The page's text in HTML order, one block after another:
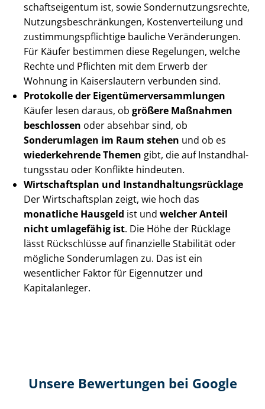
schafts­ei­gen­tum ist, sowie Son­der­nut­zungs­rech­te,
Nut­zungs­be­schrän­kun­gen, Kos­ten­ver­tei­lung und
zu­stim­mungs­pflich­ti­ge bauliche Veränderungen.
Für Käufer bestimmen diese Regelungen, welche
Rechte und Pflichten mit dem Erwerb der
Wohnung in Kaiserslautern verbunden sind.
Protokolle der Ei­gen­tü­mer­ver­samm­lun­gen
Käufer lesen daraus, ob größere Maßnahmen
beschlossen oder absehbar sind, ob
Sonderumlagen im Raum stehen und ob es
wiederkehrende Themen gibt, die auf In­stand­hal­
tungs­stau oder Konflikte hindeuten.
Wirtschaftsplan und In­stand­hal­tungs­rück­la­ge
Der Wirtschaftsplan zeigt, wie hoch das
monatliche Hausgeld ist und welcher Anteil
nicht umlagefähig ist. Die Höhe der Rücklage
lässt Rückschlüsse auf finanzielle Stabilität oder
mögliche Sonderumlagen zu. Das ist ein
wesentlicher Faktor für Eigennutzer und
Kapitalanleger.
Unsere Bewertungen bei Google